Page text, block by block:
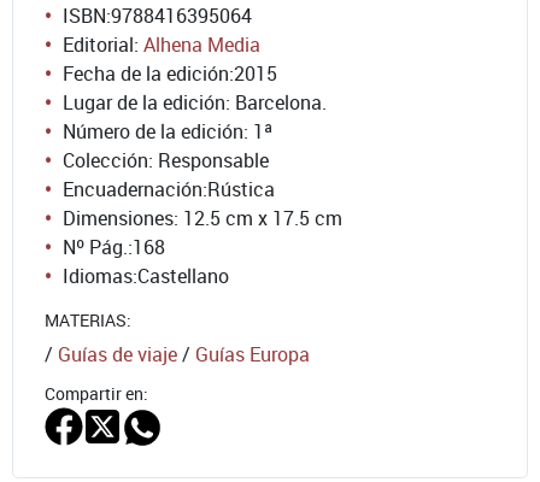
ISBN:9788416395064
Editorial: Alhena Media
Fecha de la edición:2015
Lugar de la edición: Barcelona.
Número de la edición: 1ª
Colección: Responsable
Encuadernación:Rústica
Dimensiones: 12.5 cm x 17.5 cm
Nº Pág.:168
Idiomas:Castellano
MATERIAS:
/ Guías de viaje/ Guías Europa
Compartir en: